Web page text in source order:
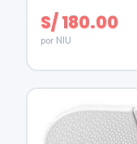
S/ 180.00
por NIU